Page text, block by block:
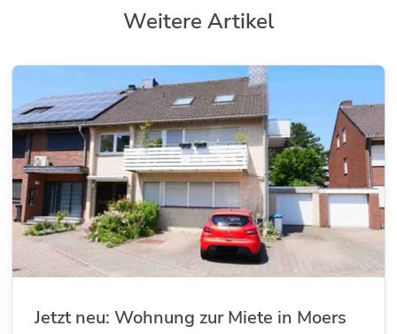
Weitere Artikel
Jetzt neu: Wohnung zur Miete in Moers